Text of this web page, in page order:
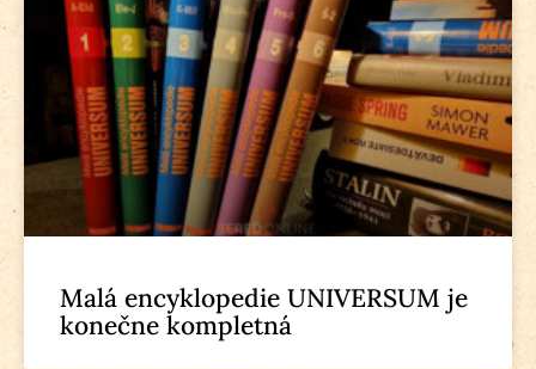
Malá encyklopedie UNIVERSUM je
konečne kompletná